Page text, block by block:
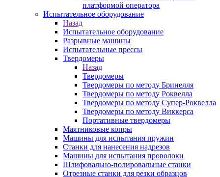
платформой оператора
Испытательное оборудование
Назад
Испытательное оборудование
Разрывные машины
Испытательные прессы
Твердомеры
Назад
Твердомеры
Твердомеры по методу Бринелля
Твердомеры по методу Роквелла
Твердомеры по методу Супер-Роквелла
Твердомеры по методу Виккерса
Портативные твердомеры
Маятниковые копры
Машины для испытания пружин
Станки для нанесения надрезов
Машины для испытания проволоки
Шлифовально-полировальные станки
Отрезные станки для резки образцов